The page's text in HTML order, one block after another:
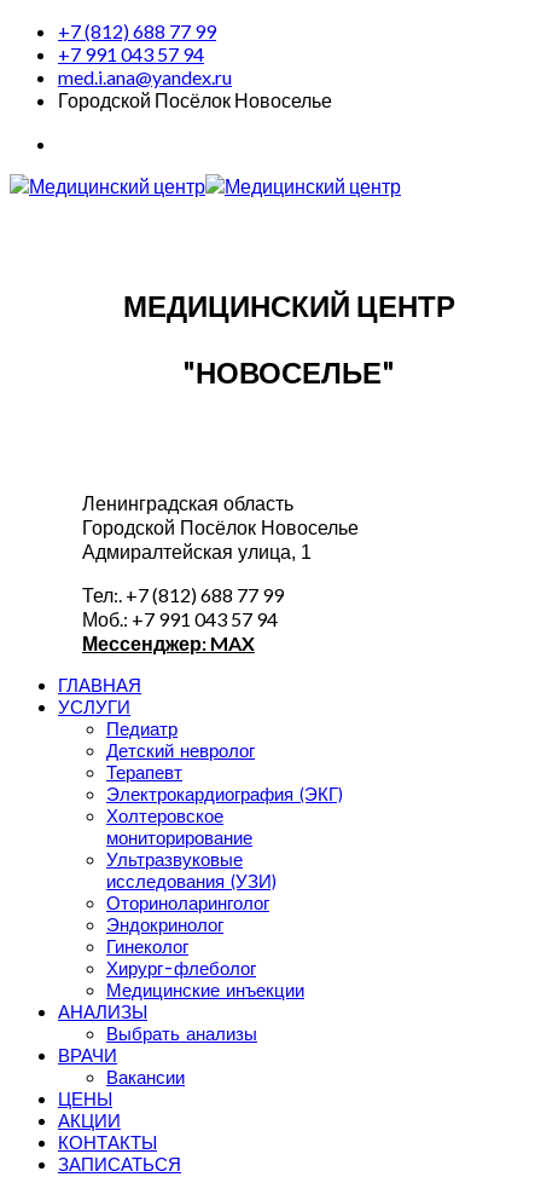
+7 (812) 688 77 99
+7 991 043 57 94
med.i.ana@yandex.ru
Городской Посёлок Новоселье
МЕДИЦИНСКИЙ ЦЕНТР
"НОВОСЕЛЬЕ"
Ленинградская область
Городской Посёлок Новоселье
Адмиралтейская улица, 1
Тел:. +7 (812) 688 77 99
Моб.: +7 991 043 57 94
Мессенджер: MAX
ГЛАВНАЯ
УСЛУГИ
Педиатр
Детский невролог
Терапевт
Электрокардиография (ЭКГ)
Холтеровское
мониторирование
Ультразвуковые
исследования (УЗИ)
Оториноларинголог
Эндокринолог
Гинеколог
Хирург-флеболог
Медицинские инъекции
АНАЛИЗЫ
Выбрать анализы
ВРАЧИ
Вакансии
ЦЕНЫ
АКЦИИ
КОНТАКТЫ
ЗАПИСАТЬСЯ